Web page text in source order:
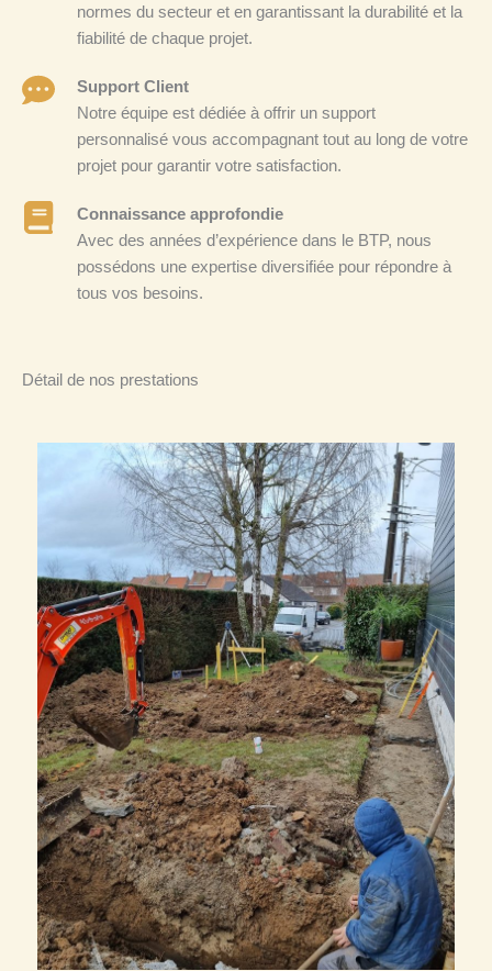
normes du secteur et en garantissant la durabilité et la
fiabilité de chaque projet.
Support Client
Notre équipe est dédiée à offrir un support
personnalisé vous accompagnant tout au long de votre
projet pour garantir votre satisfaction.
Connaissance approfondie
Avec des années d’expérience dans le BTP, nous
possédons une expertise diversifiée pour répondre à
tous vos besoins.
Détail de nos prestations